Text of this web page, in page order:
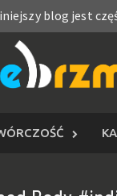
blog jest